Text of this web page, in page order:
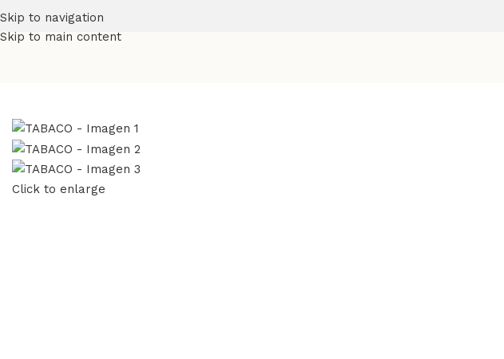
Skip to navigation
Skip to main content
Click to enlarge